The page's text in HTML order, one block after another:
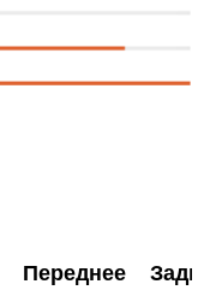
Переднее